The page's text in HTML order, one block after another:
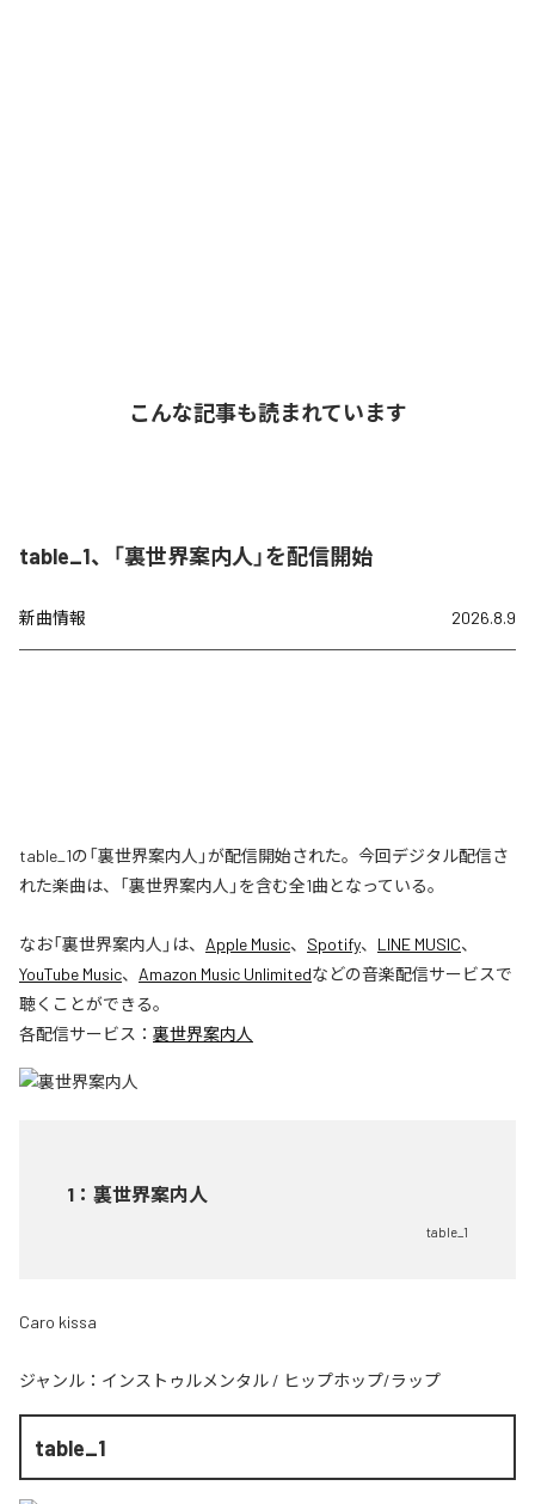
こんな記事も読まれています
table_1、「裏世界案内人」を配信開始
新曲情報 2026.8.9
table_1の「裏世界案内人」が配信開始された。今回デジタル配信さ
れた楽曲は、「裏世界案内人」を含む全1曲となっている。
なお「裏世界案内人 」は、 Apple Music、 Spotify、 LINE MUSIC、
YouTube Music、 Amazon Music Unlimitedなどの音楽配信サービスで
聴くことができる。
各配信サービス： 裏世界案内人
1 ： 裏世界案内人
table_1
Caro kissa
ジャンル： インストゥルメンタル / ヒップホップ/ラップ
table_1